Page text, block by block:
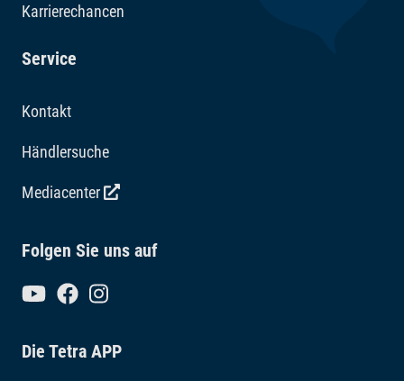
Karrierechancen
Service
Kontakt
Händlersuche
Mediacenter
Folgen Sie uns auf
Die Tetra APP